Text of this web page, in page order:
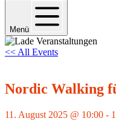
Menü
<< All Events
Nordic Walking
11. August 2025 @ 10:00 -